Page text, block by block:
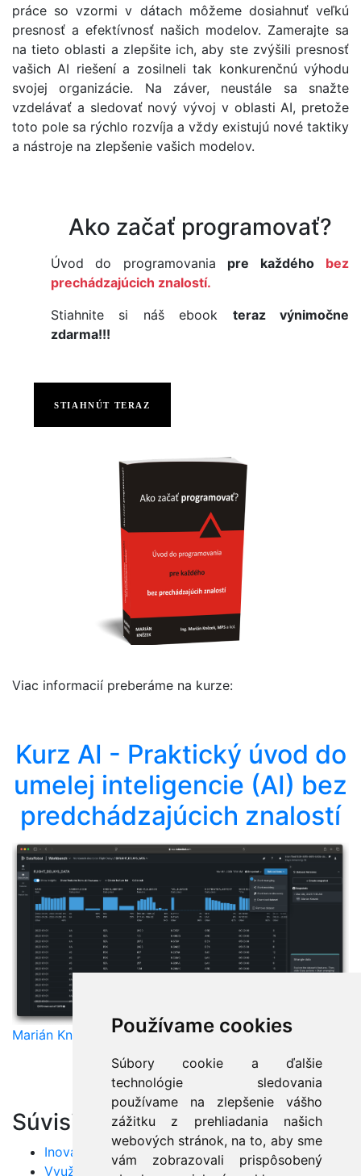
Používame cookies
Súbory cookie a ďalšie
technológie sledovania
používame na zlepšenie vášho
zážitku z prehliadania našich
webových stránok, na to, aby sme
vám zobrazovali prispôsobený
práce so vzormi v dátach môžeme dosiahnuť veľkú
presnosť a efektívnosť našich modelov. Zamerajte sa
na tieto oblasti a zlepšite ich, aby ste zvýšili presnosť
vašich AI riešení a zosilneli tak konkurenčnú výhodu
svojej organizácie. Na záver, neustále sa snažte
vzdelávať a sledovať nový vývoj v oblasti AI, pretože
toto pole sa rýchlo rozvíja a vždy existujú nové taktiky
a nástroje na zlepšenie vašich modelov.
Ako začať programovať?
Úvod do programovania pre každého
bez
prechádzajúcich znalostí.
Stiahnite si náš ebook teraz výnimočne
zdarma!!!
STIAHNÚT TERAZ
Viac informacií preberáme na kurze:
Kurz AI - Praktický úvod do
umelej inteligencie (AI) bez
predchádzajúcich znalostí
Marián Knězek
Súvisiace články:
Inovatívne techniky prípravy dát pre AI modely
Využitie neurónových sietí v reálnych projektoch